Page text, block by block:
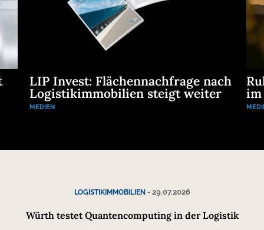
LIP Invest: Flächennachfrage nach
Logistikimmobilien steigt weiter
MEDIEN
im
LOGISTIKIMMOBILIEN- 29.07.2026
Würth testet Quantencomputing in der Logistik